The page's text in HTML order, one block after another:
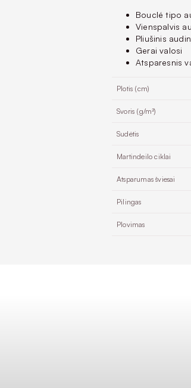
Bouclé tipo
Vienspalvis
Pliušinis
Gerai valosi
Atsparesnis
Plotis (cm)
Svoris (g/m²)
Sudėtis
Martindeilo ciklai
Atsparumas šviesai
Pilingas
Plovimas